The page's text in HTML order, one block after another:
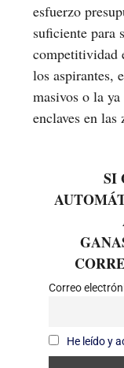
esfuerzo
suficiente para
competitividad
los aspirantes,
masivos o la
enclaves en las
SI
Correo
He leído y